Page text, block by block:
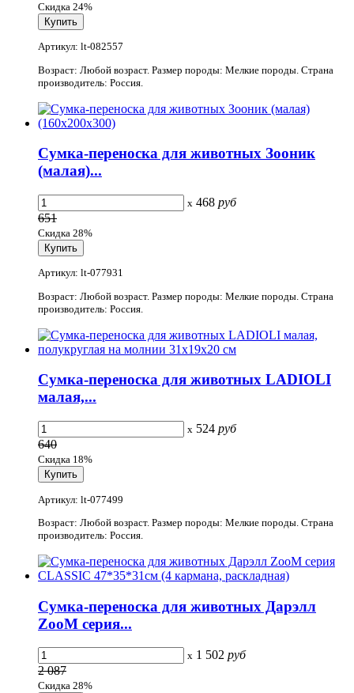
Скидка 24%
Артикул: lt-082557
Возраст: Любой возраст. Размер породы: Мелкие породы. Страна
производитель: Россия.
Сумка-переноска для животных Зооник
(малая)...
x 468 руб
651
Скидка 28%
Артикул: lt-077931
Возраст: Любой возраст. Размер породы: Мелкие породы. Страна
производитель: Россия.
Сумка-переноска для животных LADIOLI
малая,...
x 524 руб
640
Скидка 18%
Артикул: lt-077499
Возраст: Любой возраст. Размер породы: Мелкие породы. Страна
производитель: Россия.
Сумка-переноска для животных Дарэлл
ZooM серия...
x 1 502 руб
2 087
Скидка 28%